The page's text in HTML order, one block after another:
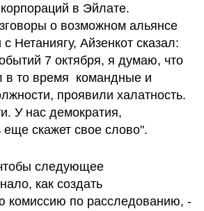
в Эйлате.
о возможном альянсе
Нетаниягу, Айзенкот сказал:
7 октября, я думаю, что
в то время  командные и
проявили халатность.
У нас демократия,
еще скажет свое слово".
следующее
как создать
комиссию по расследованию, -